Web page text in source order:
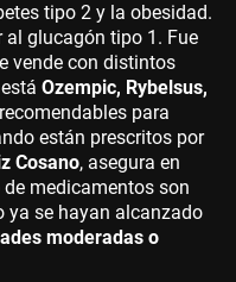
tipo 2 y la obesidad.
glucagón tipo 1. Fue
vende con distintos
Ozempic, Rybelsus,
para
están prescritos por
Cosano, asegura en
de medicamentos son
ya se hayan alcanzado
moderadas o